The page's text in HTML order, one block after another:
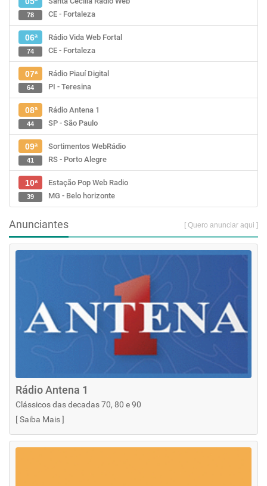
CE - Fortaleza
78
06ª
Rádio Vida Web Fortal
CE - Fortaleza
74
07ª
Rádio Piauí Digital
PI - Teresina
64
08ª
Rádio Antena 1
SP - São Paulo
44
09ª
Sortimentos WebRádio
RS - Porto Alegre
41
10ª
Estação Pop Web Radio
MG - Belo horizonte
39
Anunciantes [ Quero anunciar aqui ]
Rádio Antena 1
Clássicos das decadas 70, 80 e 90
[Saiba Mais]